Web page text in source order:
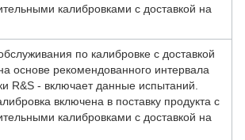
калибровками с доставкой на
по калибровке с доставкой
основе рекомендованного интервала
R&S - включает данные испытаний.
включена в поставку продукта с
калибровками с доставкой на